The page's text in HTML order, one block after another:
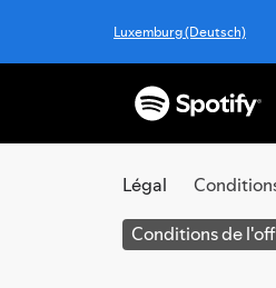
Luxemburg (Deutsch)
Légal
Conditions de